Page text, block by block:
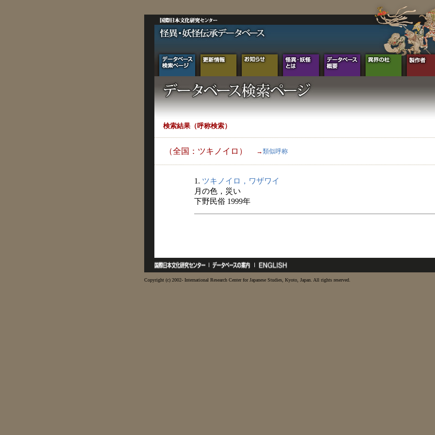
検索結果（呼称検索）
（全国：ツキノイロ） →類似呼称
1. ツキノイロ，ワザワイ
月の色，災い
下野民俗 1999年
Copyright (c) 2002- International Research Center for Japanese Studies, Kyoto, Japan. All rights reserved.